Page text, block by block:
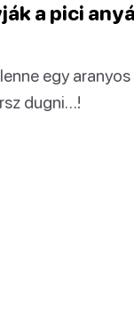
a pici
egy
dugni…!